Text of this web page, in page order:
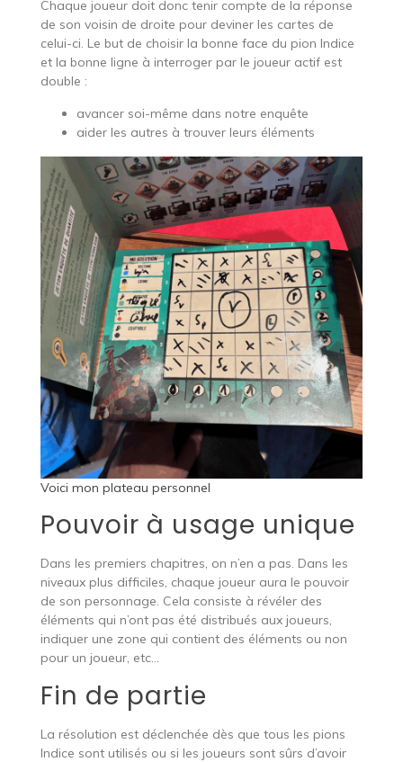
Chaque joueur doit donc tenir compte de la réponse
de son voisin de droite pour deviner les cartes de
celui-ci. Le but de choisir la bonne face du pion Indice
et la bonne ligne à interroger par le joueur actif est
double :
avancer soi-même dans notre enquête
aider les autres à trouver leurs éléments
Voici mon plateau personnel
Pouvoir à usage unique
Dans les premiers chapitres, on n’en a pas. Dans les
niveaux plus difficiles, chaque joueur aura le pouvoir
de son personnage. Cela consiste à révéler des
éléments qui n’ont pas été distribués aux joueurs,
indiquer une zone qui contient des éléments ou non
pour un joueur, etc…
Fin de partie
La résolution est déclenchée dès que tous les pions
Indice sont utilisés ou si les joueurs sont sûrs d’avoir